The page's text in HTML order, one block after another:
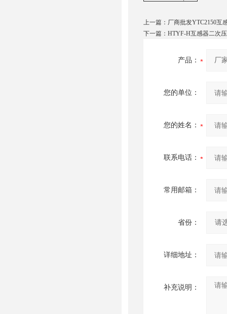
上一篇： 厂商批发YTC2150互
下一篇： HTYF-H互感器二次
产品：
您的单位：
您的姓名：
联系电话：
常用邮箱：
省份：
详细地址：
补充说明：